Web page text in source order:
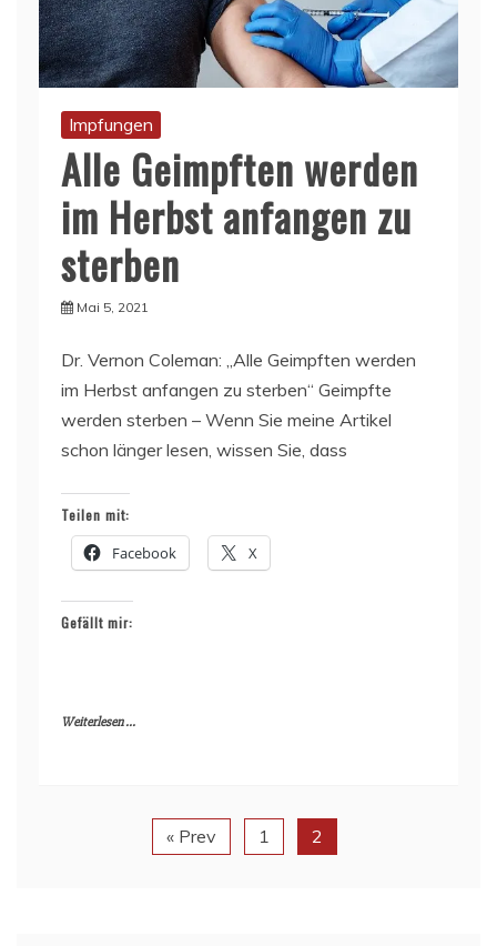
Impfungen
Alle Geimpften werden
im Herbst anfangen zu
sterben
Mai 5, 2021
Dr. Vernon Coleman: „Alle Geimpften werden
im Herbst anfangen zu sterben“ Geimpfte
werden sterben – Wenn Sie meine Artikel
schon länger lesen, wissen Sie, dass
Teilen mit:
Facebook X
Gefällt mir:
Weiterlesen ...
« Prev 1 2